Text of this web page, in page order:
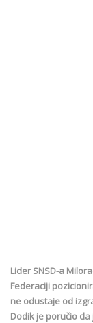
Lider SNSD-a
Federaciji
ne odustaje od
Dodik je poručio